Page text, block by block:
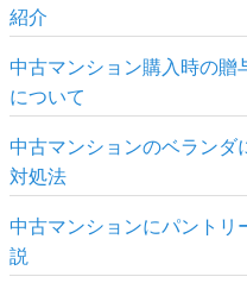
紹介
中古マンション購入時の贈
について
中古マンションのベランダ
対処法
中古マンションにパントリ
説